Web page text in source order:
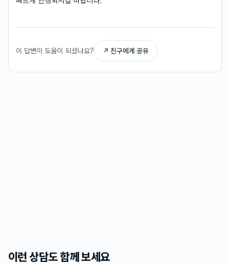
이 답변이 도움이 되셨나요? ↗ 친구에게 공유
이런 상담도 함께 보세요